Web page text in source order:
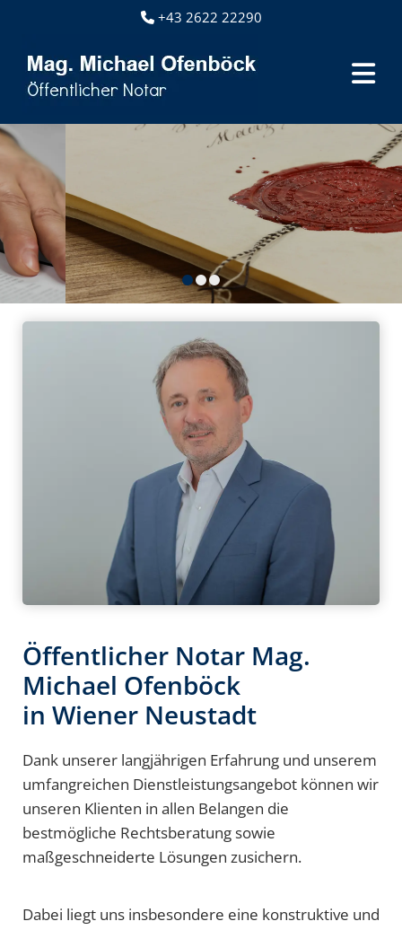
 +43 2622 22290
Öffentlicher Notar Mag.
Michael Ofenböck
in Wiener Neustadt
Dank unserer langjährigen Erfahrung und unserem
umfangreichen Dienstleistungsangebot können wir
unseren Klienten in allen Belangen die
bestmögliche Rechtsberatung sowie
maßgeschneiderte Lösungen zusichern.
Dabei liegt uns insbesondere eine konstruktive und